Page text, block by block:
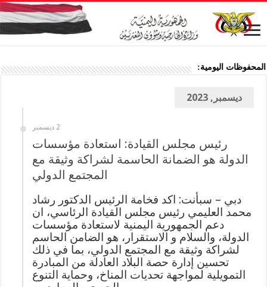
المحفوظات اليومية:
ديسمبر, 2023
2 ديسمبر
رئيس مجلس القيادة: استعادة مؤسسات
الدولة هو الضمانة الحاسمة لشراكة وثيقة مع
المجتمع الدولي
دبي – سبأنت: اكد فخامة الرئيس الدكتور رشاد
محمد العليمي رئيس مجلس القيادة الرئاسي، ان
دعم الجمهورية اليمنية لاستعادة مؤسسات
الدولة، والسلام و الاستقرار، هو الضامن الحاسم
لشراكة وثيقة مع المجتمع الدولي، بما في ذلك
تحسين إدارة حصة البلاد العادلة من المبادرة
التمويلية لمواجهة تحديات المناخ، وحماية التنوع